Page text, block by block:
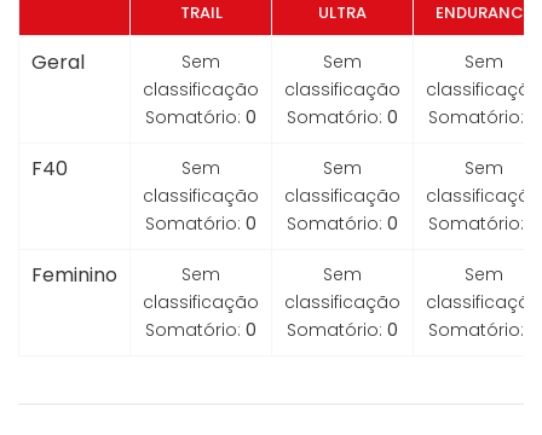
TRAIL ULTRA ENDURANCE
Geral
Sem
classificação
Somatório: 0
Sem
classificação
Somatório: 0
Sem
classificação
Somatório:
F40
Sem
classificação
Somatório: 0
Sem
classificação
Somatório: 0
Sem
classificação
Somatório:
Feminino
Sem
classificação
Somatório: 0
Sem
classificação
Somatório: 0
Sem
classificação
Somatório: